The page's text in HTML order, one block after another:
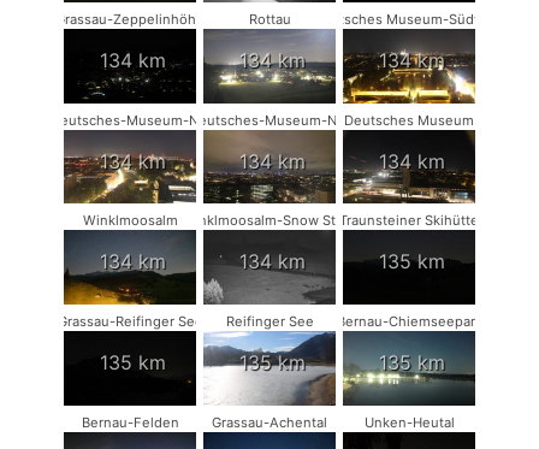
Grassau-Zeppelinhöhe
134 km
Rottau
134 km
Deutsches Museum-Südwest
134 km
Deutsches-Museum-NO
134 km
Deutsches-Museum-NW
134 km
Deutsches Museum
134 km
Winklmoosalm
134 km
Winklmoosalm-Snow Stake
134 km
Traunsteiner Skihütte
135 km
Grassau-Reifinger See
135 km
Reifinger See
135 km
Bernau-Chiemseepark
135 km
Bernau-Felden Grassau-Achental Unken-Heutal